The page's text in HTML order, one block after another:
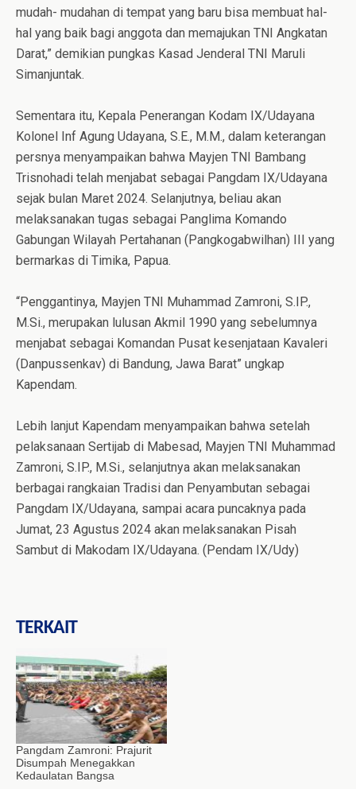
mudah- mudahan di tempat yang baru bisa membuat hal-
hal yang baik bagi anggota dan memajukan TNI Angkatan
Darat,” demikian pungkas Kasad Jenderal TNI Maruli
Simanjuntak.
Sementara itu, Kepala Penerangan Kodam IX/Udayana
Kolonel Inf Agung Udayana, S.E., M.M., dalam keterangan
persnya menyampaikan bahwa Mayjen TNI Bambang
Trisnohadi telah menjabat sebagai Pangdam IX/Udayana
sejak bulan Maret 2024. Selanjutnya, beliau akan
melaksanakan tugas sebagai Panglima Komando
Gabungan Wilayah Pertahanan (Pangkogabwilhan) III yang
bermarkas di Timika, Papua.
“Penggantinya, Mayjen TNI Muhammad Zamroni, S.IP.,
M.Si., merupakan lulusan Akmil 1990 yang sebelumnya
menjabat sebagai Komandan Pusat kesenjataan Kavaleri
(Danpussenkav) di Bandung, Jawa Barat” ungkap
Kapendam.
Lebih lanjut Kapendam menyampaikan bahwa setelah
pelaksanaan Sertijab di Mabesad, Mayjen TNI Muhammad
Zamroni, S.IP., M.Si., selanjutnya akan melaksanakan
berbagai rangkaian Tradisi dan Penyambutan sebagai
Pangdam IX/Udayana, sampai acara puncaknya pada
Jumat, 23 Agustus 2024 akan melaksanakan Pisah
Sambut di Makodam IX/Udayana. (Pendam IX/Udy)
TERKAIT
Pangdam Zamroni: Prajurit
Disumpah Menegakkan
Kedaulatan Bangsa